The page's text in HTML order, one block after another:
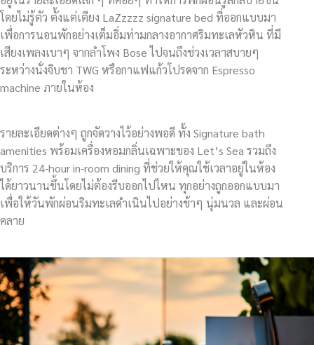
โดยไม่รู้ตัว ตั้งแต่เตียง LaZzzzz signature bed ที่ออกแบบมา
เพื่อการนอนพักอย่างเต็มอิ่มท่ามกลางอากาศริมทะเลหัวหิน ที่มี
เสียงเพลงเบาๆ จากลำโพง Bose ไปจนถึงช่วงเวลาสบายๆ
ระหว่างนั่งจิบชา TWG หรือกาแฟแก้วโปรดจาก Espresso
machine ภายในห้อง
รายละเอียดต่างๆ ถูกจัดวางไว้อย่างพอดี ทั้ง Signature bath
amenities พร้อมเครื่องหอมกลิ่นเฉพาะของ Let’s Sea รวมถึง
บริการ 24-hour in-room dining ที่ช่วยให้คุณใช้เวลาอยู่ในห้อง
ได้ยาวนานขึ้นโดยไม่ต้องรีบออกไปไหน ทุกอย่างถูกออกแบบมา
เพื่อให้วันพักผ่อนริมทะเลดำเนินไปอย่างช้าๆ นุ่มนวล และผ่อน
คลาย